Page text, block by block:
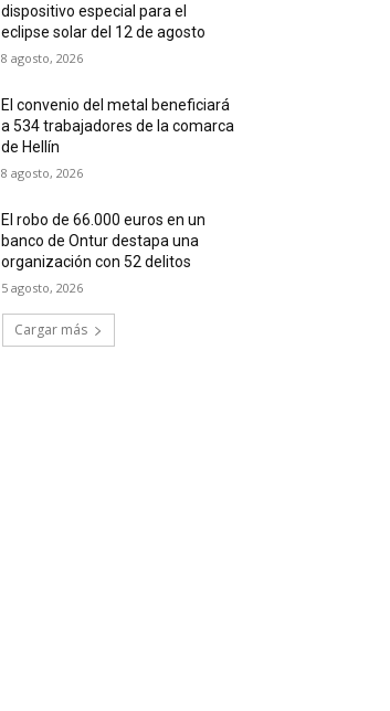
dispositivo especial para el
eclipse solar del 12 de agosto
8 agosto, 2026
El convenio del metal beneficiará
a 534 trabajadores de la comarca
de Hellín
8 agosto, 2026
El robo de 66.000 euros en un
banco de Ontur destapa una
organización con 52 delitos
5 agosto, 2026
Cargar más